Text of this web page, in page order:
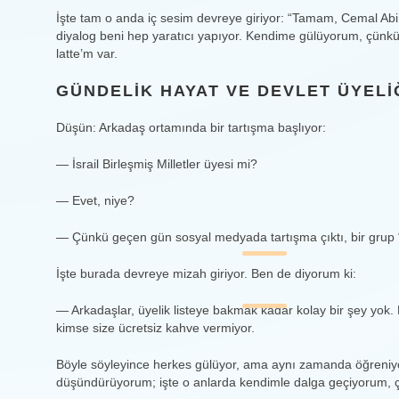
İşte tam o anda iç sesim devreye giriyor: “Tamam, Cemal
diyalog beni hep yaratıcı yapıyor. Kendime gülüyorum,
latte’m var.
GÜNDELIK HAYAT VE DEVLET
Düşün: Arkadaş ortamında bir tartışma başlıyor:
— İsrail Birleşmiş Milletler üyesi mi?
— Evet, niye?
— Çünkü geçen gün sosyal medyada tartışma çıktı, bir grup
İşte burada devreye mizah giriyor. Ben de diyorum ki:
— Arkadaşlar, üyelik listeye bakmak kadar kolay bir şey yok.
kimse size ücretsiz kahve vermiyor.
Böyle söyleyince herkes gülüyor, ama aynı zamanda
düşündürüyorum; işte o anlarda kendimle dalga geçiyorum,